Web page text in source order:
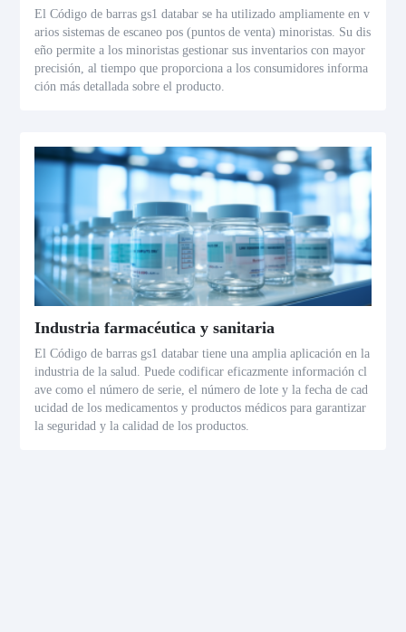
El Código de barras gs1 databar se ha utilizado ampliamente en v
arios sistemas de escaneo pos (puntos de venta) minoristas. Su dis
eño permite a los minoristas gestionar sus inventarios con mayor
precisión, al tiempo que proporciona a los consumidores informa
ción más detallada sobre el producto.
Industria farmacéutica y sanitaria
El Código de barras gs1 databar tiene una amplia aplicación en la
industria de la salud. Puede codificar eficazmente información cl
ave como el número de serie, el número de lote y la fecha de cad
ucidad de los medicamentos y productos médicos para garantizar
la seguridad y la calidad de los productos.